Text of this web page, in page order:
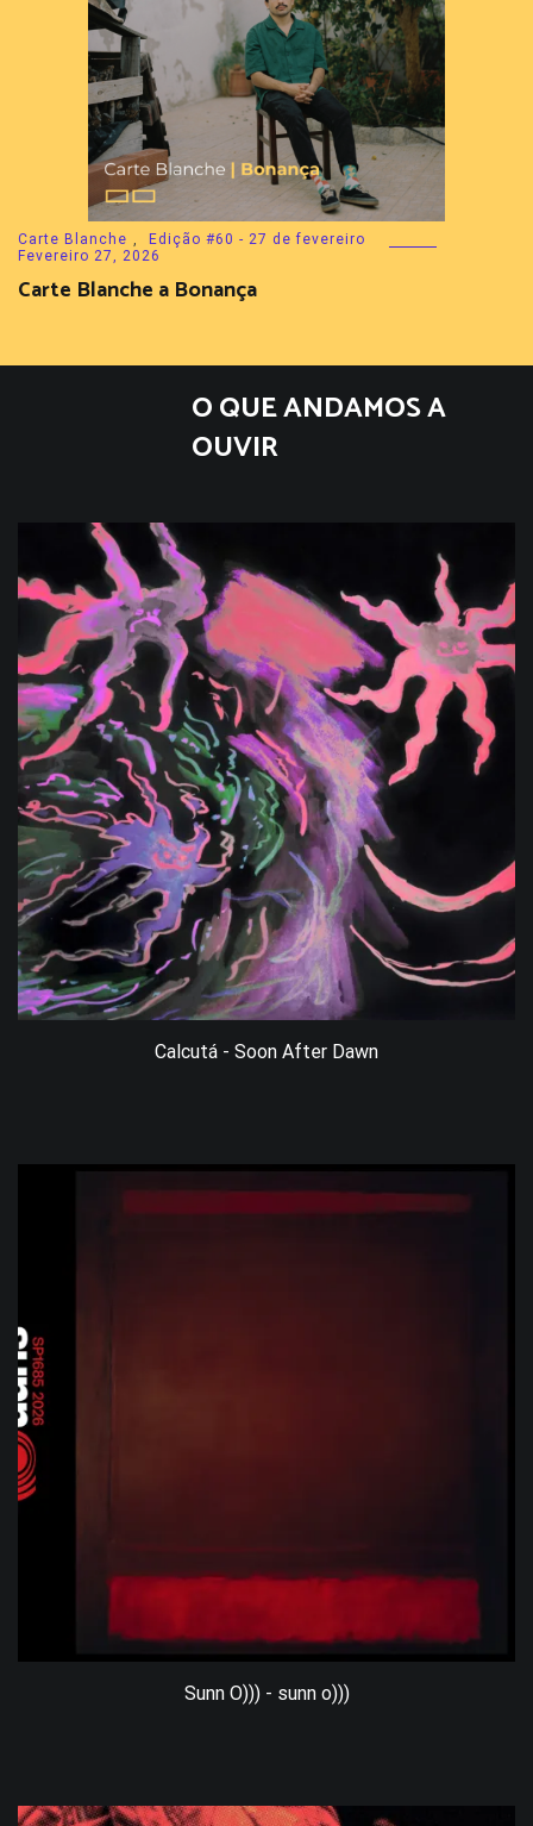
Carte Blanche ,
Edição #60 - 27 de fevereiro
Fevereiro 27, 2026
Carte Blanche a Bonança
O QUE ANDAMOS A
OUVIR
Calcutá - Soon After Dawn
Sunn O))) - sunn o)))